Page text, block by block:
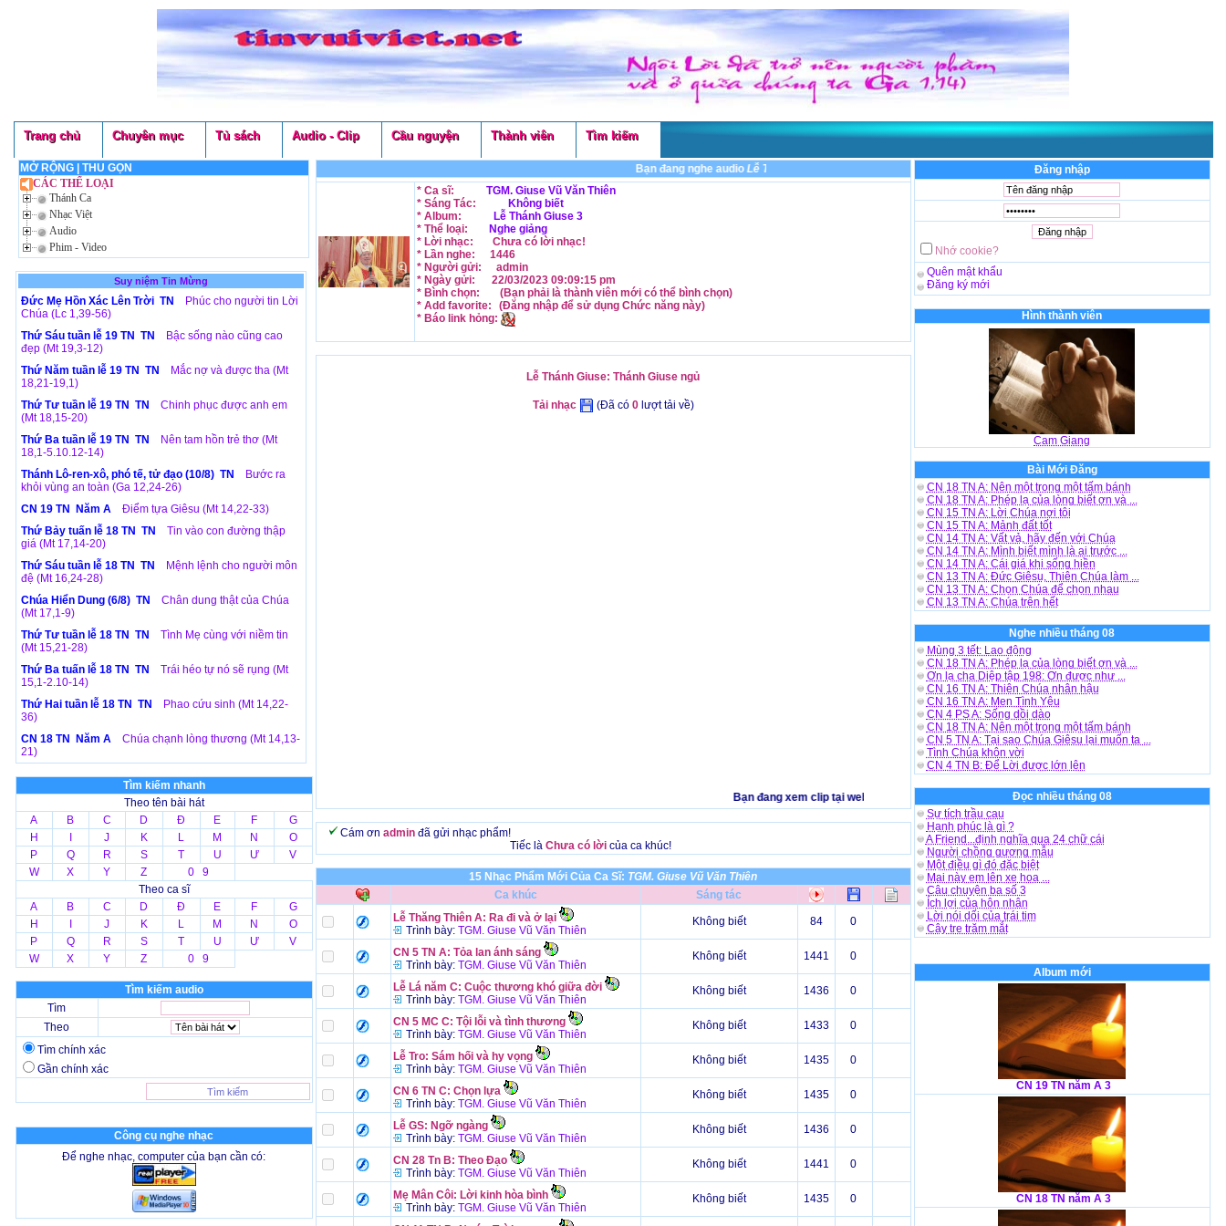
Trang chủ Chuyên mục Tủ sách Audio - Clip Cầu nguyện Thành viên Tìm kiếm
MỞ RỘNG
THU GỌN
CÁC THỂ LOẠI
Thánh Ca
Nhạc Việt
Audio
Phim - Video
Suy niệm Tin Mừng
Đức Mẹ Hồn Xác Lên Trời TN
Phúc cho người tin Lời
Chúa (Lc 1,39-56)
Thứ Sáu tuần lễ 19 TN TN
Bậc sống nào cũng cao
đẹp (Mt 19,3-12)
Thứ Năm tuần lễ 19 TN TN
Mắc nợ và được tha (Mt
18,21-19,1)
Thứ Tư tuần lễ 19 TN TN
Chinh phục được anh em
(Mt 18,15-20)
Thứ Ba tuần lễ 19 TN TN
Nên tam hồn trẻ thơ (Mt
18,1-5.10.12-14)
Thánh Lô-ren-xô, phó tế, tử đạo (10/8) TN
Bước ra
khỏi vùng an toàn (Ga 12,24-26)
CN 19 TN Năm A
Điểm tựa Giêsu (Mt 14,22-33)
Thứ Bảy tuấn lễ 18 TN TN
Tin vào con đường thập
giá (Mt 17,14-20)
Thứ Sáu tuần lễ 18 TN TN
Mệnh lệnh cho người môn
đệ (Mt 16,24-28)
Chúa Hiển Dung (6/8) TN
Chân dung thật của Chúa
(Mt 17,1-9)
Thứ Tư tuần lễ 18 TN TN
Tình Mẹ cùng với niềm tin
(Mt 15,21-28)
Thứ Ba tuấn lễ 18 TN TN
Trái héo tự nó sẽ rụng (Mt
15,1-2.10-14)
Thứ Hai tuần lễ 18 TN TN
Phao cứu sinh (Mt 14,22-
36)
CN 18 TN Năm A
Chúa chạnh lòng thương (Mt 14,13-
21)
Tìm kiếm nhanh
Theo tên bài hát
A
B C D Đ E F
G
H
J K L M N
O
P
Q R S T U Ư
V
W
X Y Z
0 9
Theo ca sĩ
A
B C D Đ E F
G
H
J K L M N
O
P
Q R S T U Ư
V
W
X Y Z 0 9
Tìm kiếm audio
Tìm
Theo
Tìm chính xác
Gần chính xác
Công cụ nghe nhạc
Để nghe nhạc, computer của bạn cần có:
Bạn đang nghe audioLễ Thánh Giuse: Thánh Giuse ngủ TGM. Giuse Vũ Văn Thiên
* Ca sĩ:
TGM. Giuse Vũ Văn Thiên
* Sáng Tác:
Không biết
* Album:
Lễ Thánh Giuse 3
* Thể loại:
Nghe giảng
* Lời nhạc:
Chưa có lời nhạc!
* Lần nghe:
1446
* Người gửi:
admin
* Ngày gửi:
22/03/2023 09:09:15 pm
* Bình chọn:
(Bạn phải là thành viên mới có thể bình chọn)
* Add favorite:
(Đăng nhập để sử dụng Chức năngnày)
* Báo link hỏng:
Lễ Thánh Giuse: Thánh Giuse ngủ
Tải nhạc (Đã có 0lượt tải về)
Bạn đang xem clip tại website http://www.tinvuiviet.net - chúc bạn vui vẻ - Khi phát hiện có nhạc
Cám ơn adminđã gửi nhạc phẩm!
Tiếc là Chưa có lờicủa ca khúc!
15 Nhạc Phẩm Mới Của Ca Sĩ: TGM. Giuse Vũ Văn Thiên
Ca khúc
Sáng tác
Lễ Thăng Thiên A: Ra đi và ở lại
Trình bày: TGM. Giuse Vũ Văn Thiên
Không biết 84 0
CN 5 TN A: Tỏa lan ánh sáng
Trình bày: TGM. Giuse Vũ Văn Thiên
Không biết 1441 0
Lễ Lá năm C: Cuộc thương khó giữa đời
Trình bày: TGM. Giuse Vũ Văn Thiên
Không biết 1436 0
CN 5 MC C: Tội lỗi và tình thương
Trình bày: TGM. Giuse Vũ Văn Thiên
Không biết 1433 0
Lễ Tro: Sám hối và hy vọng
Trình bày: TGM. Giuse Vũ Văn Thiên
Không biết 1435 0
CN 6 TN C: Chọn lựa
Trình bày: TGM. Giuse Vũ Văn Thiên
Không biết 1435 0
Lễ GS: Ngỡ ngàng
Trình bày: TGM. Giuse Vũ Văn Thiên
Không biết 1436 0
CN 28 Tn B: Theo Đạo
Trình bày: TGM. Giuse Vũ Văn Thiên
Không biết 1441 0
Mẹ Mân Côi: Lời kinh hòa bình
Trình bày: TGM. Giuse Vũ Văn Thiên
Không biết 1435 0
Đăng nhập
Nhớ cookie?
Quên mật khẩu
Đăng ký mới
Hình thành viên
Cam Giang
Bài Mới Đăng
CN 18 TN A: Nên một trong một tấm bánh
CN 18 TN A: Phép lạ của lòng biết ơn và ...
CN 15 TN A: Lời Chúa nơi tôi
CN 15 TN A: Mảnh đất tốt
CN 14 TN A: Vất vả, hãy đến với Chúa
CN 14 TN A: Mình biết mình là ai trước ...
CN 14 TN A: Cái giá khi sống hiền
CN 13 TN A: Đức Giêsu, Thiên Chúa làm ...
CN 13 TN A: Chọn Chúa để chọn nhau
CN 13 TN A: Chúa trên hết
Nghe nhiều tháng 08
Mùng 3 tết: Lao động
CN 18 TN A: Phép lạ của lòng biết ơn và ...
Ơn lạ cha Diệp tập 198: Ơn được như ...
CN 16 TN A: Thiên Chúa nhân hậu
CN 16 TN A: Men Tình Yêu
CN 4 PS A: Sống dồi dào
CN 18 TN A: Nên một trong một tấm bánh
CN 5 TN A: Tại sao Chúa Giêsu lại muốn ta ...
Tình Chúa khôn vời
CN 4 TN B: Để Lời được lớn lên
Đọc nhiều tháng 08
Sự tích trầu cau
Hạnh phúc là gì ?
A Friend...định nghĩa qua 24 chữ cái
Người chồng gương mẫu
Một điều gì đó đặc biệt
Mai này em lên xe hoa ...
Câu chuyện ba số 3
Ích lợi của hôn nhân
Lời nói dối của trái tim
Cây tre trăm mắt
Album mới
CN 19 TN năm A 3
CN 18 TN năm A 3